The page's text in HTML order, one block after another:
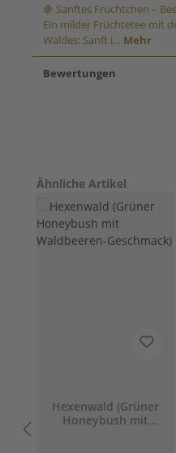
🍇 Sanftes Früchtchen –
Ein milder Früchtetee mit
Waldes: Sanft i… Mehr
Bewertungen
Produktgalerie
Ähnliche Artikel
Hexenwald (Grüner
Honeybush mit